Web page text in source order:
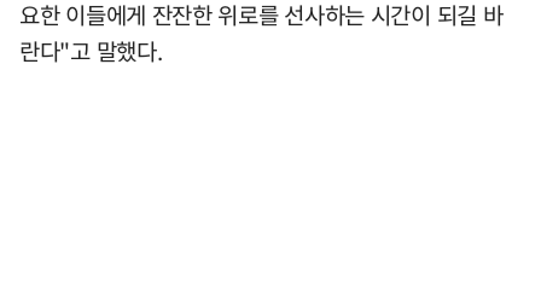
요한 이들에게 잔잔한 위로를 선사하는 시간이 되길 바
란다"고 말했다.